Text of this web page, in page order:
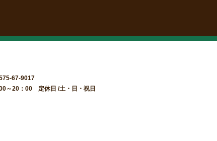
67-9017
～20：00 定休日 /土・日・祝日